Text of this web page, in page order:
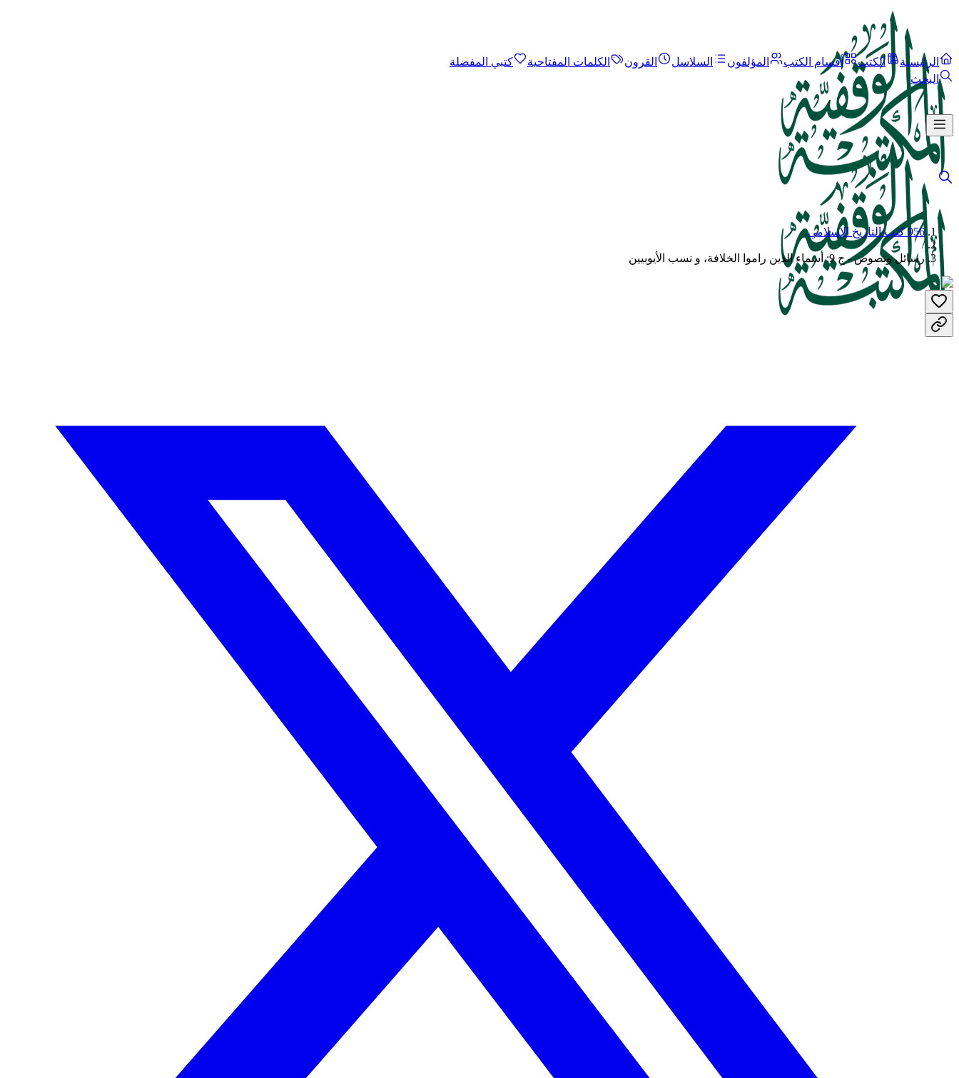
الرئيسية الكتب أقسام الكتب المؤلفون السلاسل القرون الكلمات المفتاحية
كتبي المفضلة
البحث
956 كتب التاريخ الإسلامي
/
رسائل ونصوص - ج 9: أسماء الذين راموا الخلافة، و نسب الأيوبيين